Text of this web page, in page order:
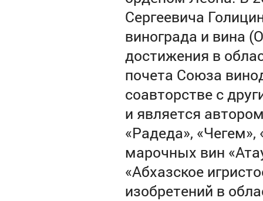
Сергеевича
винограда и вина
достижения в
почета Союза
соавторстве с
и является
«Радеда»,
марочных вин
«Абхазское
изобретений в